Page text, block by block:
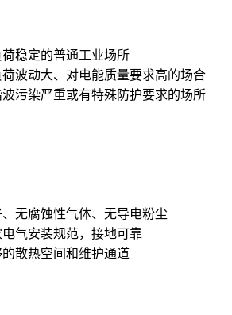
稳定的普通工业场所
波动大、对电能质量要求高的场合
污染严重或有特殊防护要求的场所
无腐蚀性气体、无导电粉尘
气安装规范，接地可靠
散热空间和维护通道